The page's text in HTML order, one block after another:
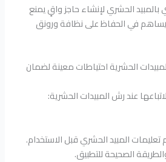
الحشري لإنشاء حاجز واقٍ يمنع
في الحفاظ على نظافة ورونق
الحشرية احتياطات معينة لضمان
عند رش المبيدات الحشرية:
المبيد الحشري قبل الاستخدام.
الصحيحة للتطبيق.